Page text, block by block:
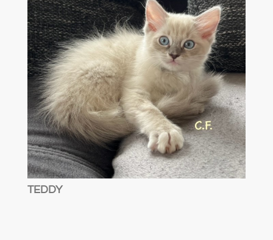
TEDDY